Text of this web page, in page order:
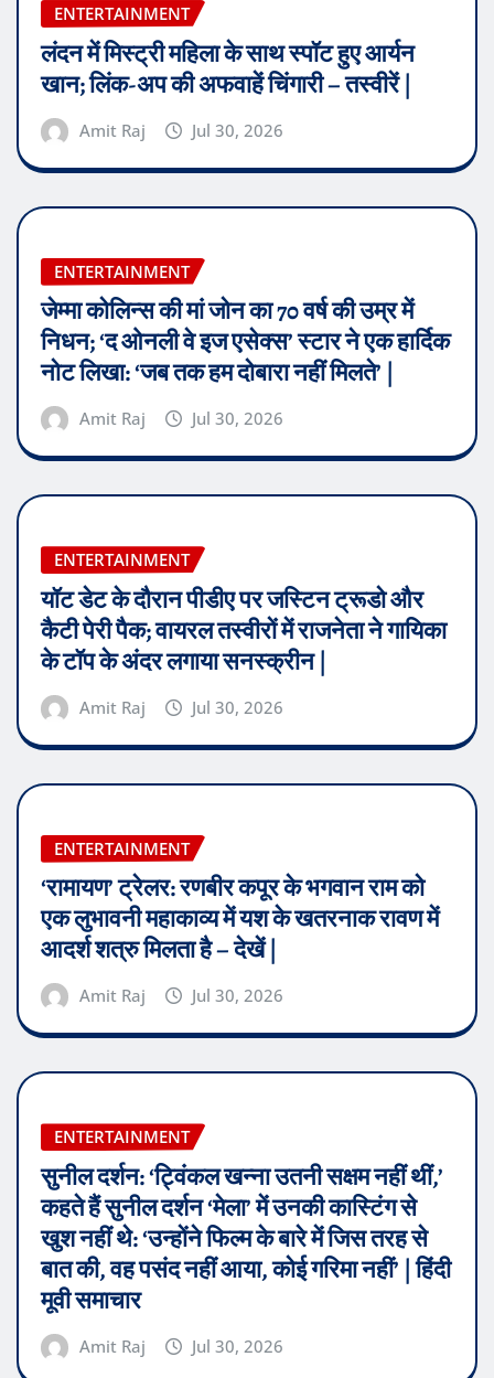
ENTERTAINMENT
लंदन में मिस्ट्री महिला के साथ स्पॉट हुए आर्यन
खान; लिंक-अप की अफवाहें चिंगारी – तस्वीरें |
Amit Raj Jul 30, 2026
ENTERTAINMENT
जेम्मा कोलिन्स की मां जोन का 70 वर्ष की उम्र में
निधन; ‘द ओनली वे इज एसेक्स’ स्टार ने एक हार्दिक
नोट लिखा: ‘जब तक हम दोबारा नहीं मिलते’ |
Amit Raj Jul 30, 2026
ENTERTAINMENT
यॉट डेट के दौरान पीडीए पर जस्टिन ट्रूडो और
कैटी पेरी पैक; वायरल तस्वीरों में राजनेता ने गायिका
के टॉप के अंदर लगाया सनस्क्रीन |
Amit Raj Jul 30, 2026
ENTERTAINMENT
‘रामायण’ ट्रेलर: रणबीर कपूर के भगवान राम को
एक लुभावनी महाकाव्य में यश के खतरनाक रावण में
आदर्श शत्रु मिलता है – देखें |
Amit Raj Jul 30, 2026
ENTERTAINMENT
सुनील दर्शन: ‘ट्विंकल खन्ना उतनी सक्षम नहीं थीं,’
कहते हैं सुनील दर्शन ‘मेला’ में उनकी कास्टिंग से
खुश नहीं थे: ‘उन्होंने फिल्म के बारे में जिस तरह से
बात की, वह पसंद नहीं आया, कोई गरिमा नहीं’ | हिंदी
मूवी समाचार
Amit Raj Jul 30, 2026